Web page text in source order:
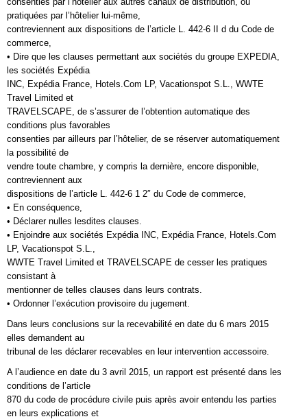
pratiquées par l’hôtelier lui-même,
contreviennent aux dispositions de l’article L. 442-6 II d du Code de
commerce,
• Dire que les clauses permettant aux sociétés du groupe EXPEDIA,
les sociétés Expédia
INC, Expédia France, Hotels.Com LP, Vacationspot S.L., WWTE
Travel Limited et
TRAVELSCAPE, de s’assurer de l’obtention automatique des
conditions plus favorables
consenties par ailleurs par l’hôtelier, de se réserver automatiquement
la possibilité de
vendre toute chambre, y compris la dernière, encore disponible,
contreviennent aux
dispositions de l’article L. 442-6 1 2″ du Code de commerce,
• En conséquence,
• Déclarer nulles lesdites clauses.
• Enjoindre aux sociétés Expédia INC, Expédia France, Hotels.Com
LP, Vacationspot S.L.,
WWTE Travel Limited et TRAVELSCAPE de cesser les pratiques
consistant à
mentionner de telles clauses dans leurs contrats.
• Ordonner l’exécution provisoire du jugement.
Dans leurs conclusions sur la recevabilité en date du 6 mars 2015
elles demandent au
tribunal de les déclarer recevables en leur intervention accessoire.
A l’audience en date du 3 avril 2015, un rapport est présenté dans les
conditions de l’article
870 du code de procédure civile puis après avoir entendu les parties
en leurs explications et